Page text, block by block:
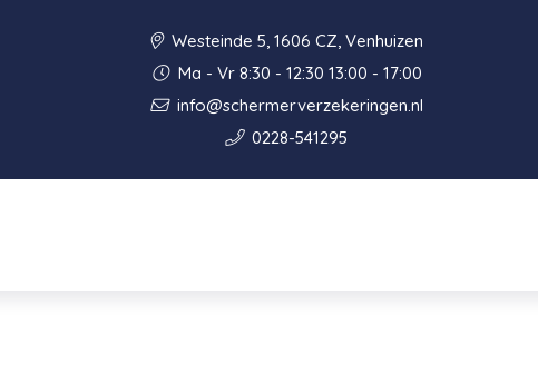
Westeinde 5, 1606 CZ, Venhuizen
Ma - Vr 8:30 - 12:30 13:00 - 17:00
info@schermerverzekeringen.nl
0228-541295